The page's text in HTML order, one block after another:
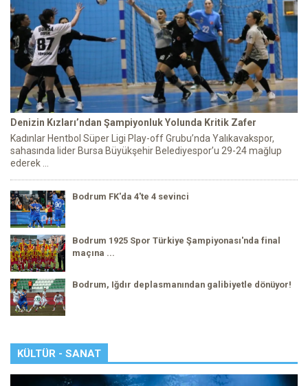
Denizin Kızları’ndan Şampiyonluk Yolunda Kritik Zafer
Kadınlar Hentbol Süper Ligi Play-off Grubu’nda Yalıkavakspor,
sahasında lider Bursa Büyükşehir Belediyespor’u 29-24 mağlup
ederek ...
Bodrum FK'da 4'te 4 sevinci
Bodrum 1925 Spor Türkiye Şampiyonası'nda final
maçına ...
Bodrum, Iğdır deplasmanından galibiyetle dönüyor!
KÜLTÜR - SANAT